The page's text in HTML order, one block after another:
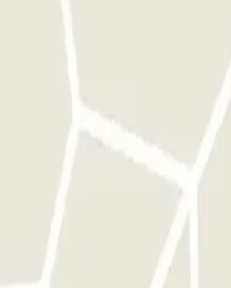
per l'accesso pedonale.